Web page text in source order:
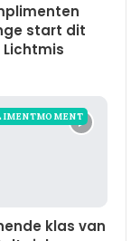
start dit
klas van